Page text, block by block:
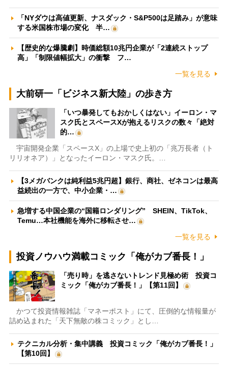
「NYダウは高値更新、ナスダック・S&P500は足踏み」が意味
する米国株市場の変化 半…
【歴史的な爆騰劇】時価総額10兆円企業が「2連続ストップ
高」「制限値幅拡大」の衝撃 フ…
一覧を見る
大前研一「ビジネス新大陸」の歩き方
「いつ暴発してもおかしくはない」イーロン・マ
スク氏とスペースXが抱えるリスクの数々「絶対
的…
宇宙開発企業「スペースX」の上場で史上初の「兆万長者（ト
リリオネア）」となったイーロン・マスク氏。…
【3メガバンクは純利益5兆円超】銀行、商社、ゼネコンは最高
益続出の一方で、中小企業・…
急増する中国企業の“国籍ロンダリング” SHEIN、TikTok、
Temu…本社機能を海外に移転させ…
一覧を見る
投資ノウハウ満載コミック「俺がカブ番長！」
「売り時」を逃さないトレンド見極め術 投資コ
ミック「俺がカブ番長！」【第11回】
かつて投資情報雑誌「マネーポスト」にて、圧倒的な情報量が
詰め込まれた「天下無敵の株コミック」とし…
テクニカル分析・集中講義 投資コミック「俺がカブ番長！」
【第10回】